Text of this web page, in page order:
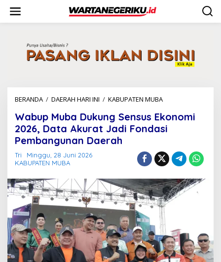
w
BERANDA / DAERAH HARI INI / KABUPATEN MUBA
b
u
p
u
b
D
u
k
u
n
g
S
e
n
s
Wabup Muba Dukung Sensus Ekonomi
2026, Data Akurat Jadi Fondasi
Pembangunan Daerah
Tri
Minggu, 28 Juni 2026
KABUPATEN MUBA